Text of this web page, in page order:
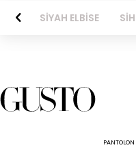
ELBİSE SİHİRLİ
PANTOLON